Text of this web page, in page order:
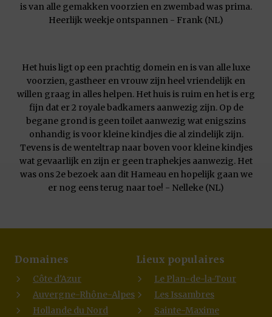
is van alle gemakken voorzien en zwembad was prima.
Heerlijk weekje ontspannen - Frank (NL)
Het huis ligt op een prachtig domein en is van alle luxe
voorzien, gastheer en vrouw zijn heel vriendelijk en
willen graag in alles helpen. Het huis is ruim en het is erg
fijn dat er 2 royale badkamers aanwezig zijn. Op de
begane grond is geen toilet aanwezig wat enigszins
onhandig is voor kleine kindjes die al zindelijk zijn.
Tevens is de wenteltrap naar boven voor kleine kindjes
wat gevaarlijk en zijn er geen traphekjes aanwezig. Het
was ons 2e bezoek aan dit Hameau en hopelijk gaan we
er nog eens terug naar toe! - Nelleke (NL)
Domaines
Côte d'Azur
Auvergne-Rhône-Alpes
Hollande du Nord
Lieux populaires
Le Plan-de-la-Tour
Les Issambres
Sainte-Maxime